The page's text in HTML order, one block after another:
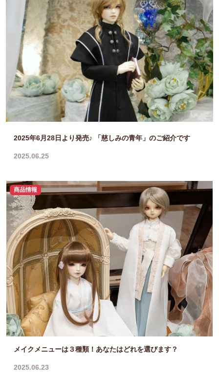
2025年6月28日より発売♪ 「慈しみの青年」のご紹介です
2025.06.25
商品情報
メイクメニューは３種類！あなたはどれを選びます？
2025.06.23